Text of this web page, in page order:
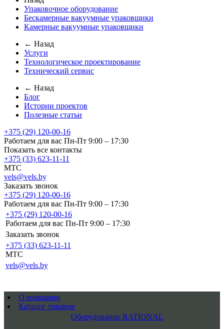
Упаковочное оборудование
Бескамерные вакуумные упаковщики
Камерные вакуумные упаковщики
← Назад
Услуги
Технологическое проектирование
Технический сервис
← Назад
Блог
Истории проектов
Полезные статьи
+375 (29) 120-00-16
Работаем для вас Пн-Пт 9:00 – 17:30
Показать все контакты
+375 (33) 623-11-11
MTC
vels@vels.by
Заказать звонок
+375 (29) 120-00-16
Работаем для вас Пн-Пт 9:00 – 17:30
+375 (29) 120-00-16
Работаем для вас Пн-Пт 9:00 – 17:30
Заказать звонок
+375 (33) 623-11-11
MTC
vels@vels.by
О компании
Каталог товаров
Оборудование RATIONAL